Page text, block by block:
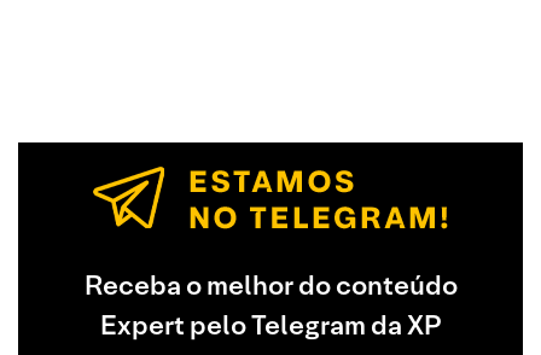
Receba o melhor do conteúdo
Expert pelo Telegram da XP